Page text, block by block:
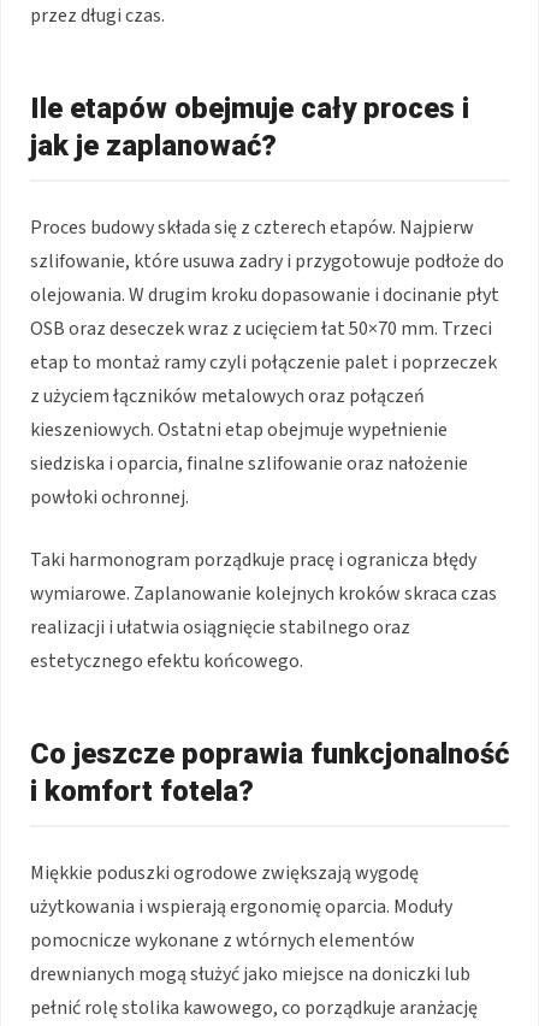
przez długi czas.
Ile etapów obejmuje cały proces i
jak je zaplanować?
Proces budowy składa się z czterech etapów. Najpierw
szlifowanie, które usuwa zadry i przygotowuje podłoże do
olejowania. W drugim kroku dopasowanie i docinanie płyt
OSB oraz deseczek wraz z ucięciem łat 50×70 mm. Trzeci
etap to montaż ramy czyli połączenie palet i poprzeczek
z użyciem łączników metalowych oraz połączeń
kieszeniowych. Ostatni etap obejmuje wypełnienie
siedziska i oparcia, finalne szlifowanie oraz nałożenie
powłoki ochronnej.
Taki harmonogram porządkuje pracę i ogranicza błędy
wymiarowe. Zaplanowanie kolejnych kroków skraca czas
realizacji i ułatwia osiągnięcie stabilnego oraz
estetycznego efektu końcowego.
Co jeszcze poprawia funkcjonalność
i komfort fotela?
Miękkie poduszki ogrodowe zwiększają wygodę
użytkowania i wspierają ergonomię oparcia. Moduły
pomocnicze wykonane z wtórnych elementów
drewnianych mogą służyć jako miejsce na doniczki lub
pełnić rolę stolika kawowego, co porządkuje aranżację